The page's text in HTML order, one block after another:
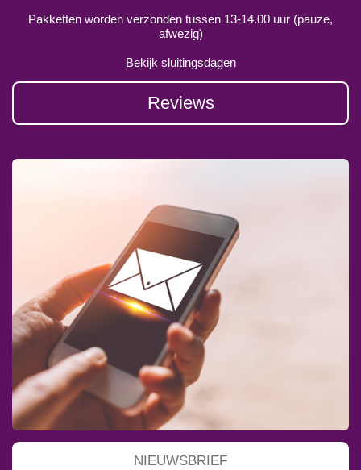
Pakketten worden verzonden tussen 13-14.00 uur (pauze,
afwezig)
Bekijk sluitingsdagen
Reviews
NIEUWSBRIEF